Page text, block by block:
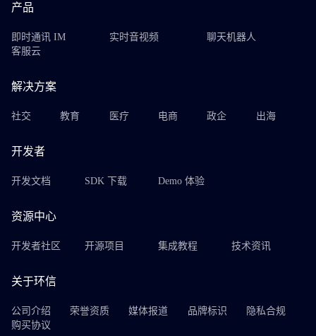
产品
即时通讯 IM 实时音视频
聊天机器人
客服云
解决方案
社交 教育 医疗 电商 政企 出海
开发者
开发文档 SDK 下载 Demo 体验
资源中心
开发者社区 开源项目 集成教程 技术资讯
关于环信
公司介绍 荣誉资质 媒体报道 品牌标识
隐私合规
购买协议